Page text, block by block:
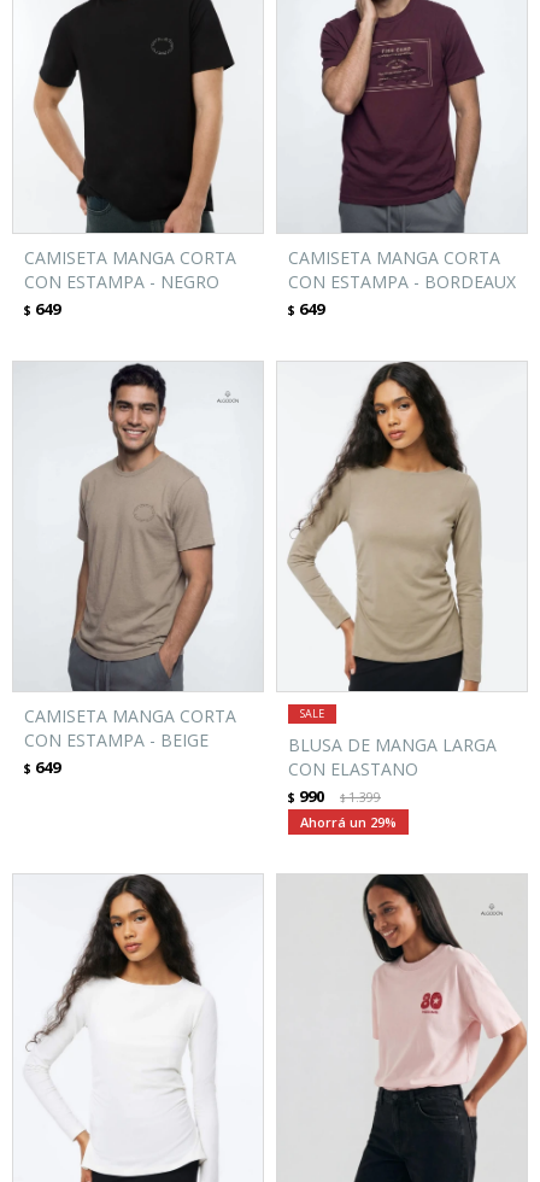
CAMISETA MANGA CORTA
CON ESTAMPA - NEGRO
$ 649
CAMISETA MANGA CORTA
CON ESTAMPA - BORDEAUX
$ 649
CAMISETA MANGA CORTA
CON ESTAMPA - BEIGE
$ 649
BLUSA DE MANGA LARGA
CON ELASTANO
$ 990 $1.399
29